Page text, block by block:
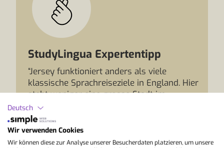
StudyLingua Expertentipp
“Jersey funktioniert anders als viele
klassische Sprachreiseziele in England. Hier
steht weniger eine grosse Stadt im
Mittelpunkt, sondern das Zusammenspiel
aus Unterricht, Küste, kleinen Orten und
persönlicher Atmosphäre. Wer genau das
bewusst nutzt, kann sein Englisch in einem
Deutsch
Wir verwenden Cookies
Wir können diese zur Analyse unserer Besucherdaten platzieren, um unsere